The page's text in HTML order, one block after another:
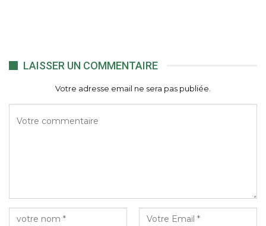
LAISSER UN COMMENTAIRE
Votre adresse email ne sera pas publiée.